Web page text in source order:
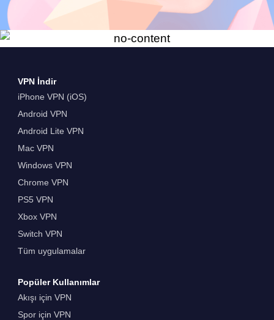
VPN İndir
iPhone VPN (iOS)
Android VPN
Android Lite VPN
Mac VPN
Windows VPN
Chrome VPN
PS5 VPN
Xbox VPN
Switch VPN
Tüm uygulamalar
Popüler Kullanımlar
Akışı için VPN
Spor için VPN